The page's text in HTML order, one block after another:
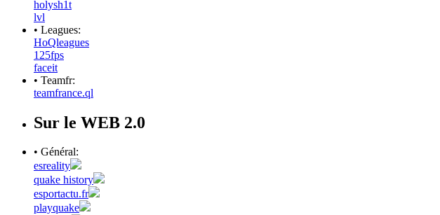
holysh1t
lvl
• Leagues:
HoQleagues
125fps
faceit
• Teamfr:
teamfrance.ql
Sur le WEB 2.0
• Général:
esreality
quake history
esportactu.fr
playquake